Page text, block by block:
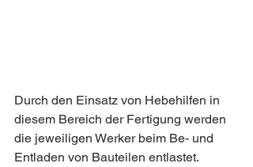
Durch den Einsatz von Hebehilfen in
diesem Bereich der Fertigung werden
die jeweiligen Werker beim Be- und
Entladen von Bauteilen entlastet.